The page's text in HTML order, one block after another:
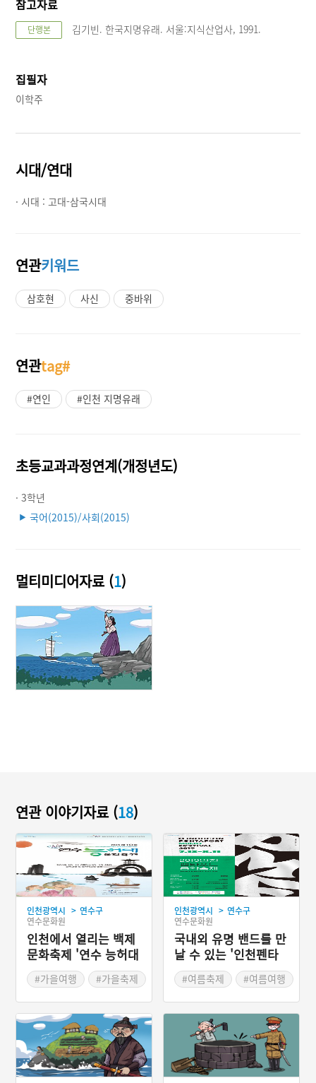
참고자료
단행본 김기빈. 한국지명유래. 서울:지식산업사, 1991.
집필자
이학주
시대/연대
· 시대 : 고대-삼국시대
연관키워드
삼호현 사신 중바위
연관tag#
#연인 #인천 지명유래
초등교과과정연계(개정년도)
· 3학년
▶ 국어(2015)/사회(2015)
멀티미디어자료 (1)
연관 이야기자료 (18)
인천광역시 > 연수구
연수문화원
인천에서 열리는 백제
문화축제 '연수 능허대
문화축제'
#가을여행 #가을축제
인천광역시 > 연수구
연수문화원
국내외 유명 밴드를 만
날 수 있는 '인천펜타
포트음악축제'
#여름축제 #여름여행